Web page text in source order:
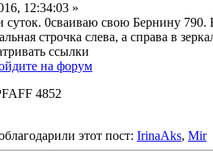
12:34:03 »
0сваиваю свою Бернину 790.
строчка слева, а справа в
ссылки
на форум
4852
этот пост: IrinaAks, Mir